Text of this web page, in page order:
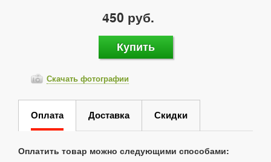
450 руб.
Купить
Скачать фотографии
Оплата Доставка Скидки
Оплатить товар можно следующими способами: